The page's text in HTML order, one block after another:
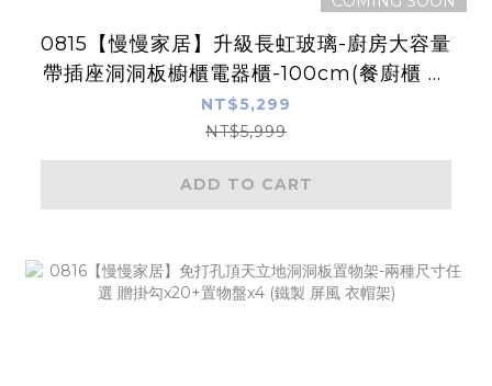
0815【慢慢家居】升級長虹玻璃-廚房大容量
帶插座洞洞板櫥櫃電器櫃-100cm(餐廚櫃 置
物櫃 廚房收納 儲物櫃 餐邊櫃)
NT$5,299
NT$5,999
ADD TO CART